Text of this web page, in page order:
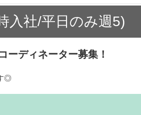
入社/平日のみ週5)
ーディネーター募集！
◎